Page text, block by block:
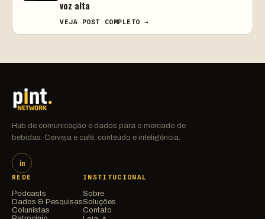
voz alta
VEJA POST COMPLETO →
Hub de comunicação e dados para o mercado de
bebidas. Cerveja e café, conteúdo e inteligência.
in
REDE
Podcasts
Dados & Pesquisas
Colunistas
INSTITUCIONAL
Sobre
Soluções
Contato